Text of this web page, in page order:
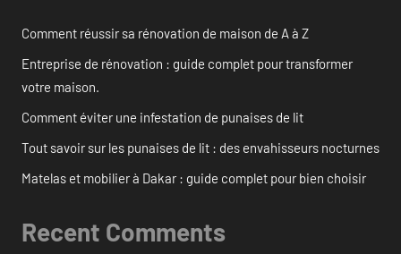
Comment réussir sa rénovation de maison de A à Z
Entreprise de rénovation : guide complet pour transformer
votre maison.
Comment éviter une infestation de punaises de lit
Tout savoir sur les punaises de lit : des envahisseurs nocturnes
Matelas et mobilier à Dakar : guide complet pour bien choisir
Recent Comments